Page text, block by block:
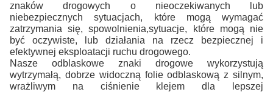
znaków drogowych o nieoczekiwanych lub
niebezpiecznych sytuacjach, które mogą wymagać
zatrzymania się, spowolnienia,sytuacje, które mogą nie
być oczywiste, lub działania na rzecz bezpiecznej i
efektywnej eksploatacji ruchu drogowego.
Nasze odblaskowe znaki drogowe wykorzystują
wytrzymałą, dobrze widoczną folie odblaskową z silnym,
wrażliwym na ciśnienie klejem dla lepszej